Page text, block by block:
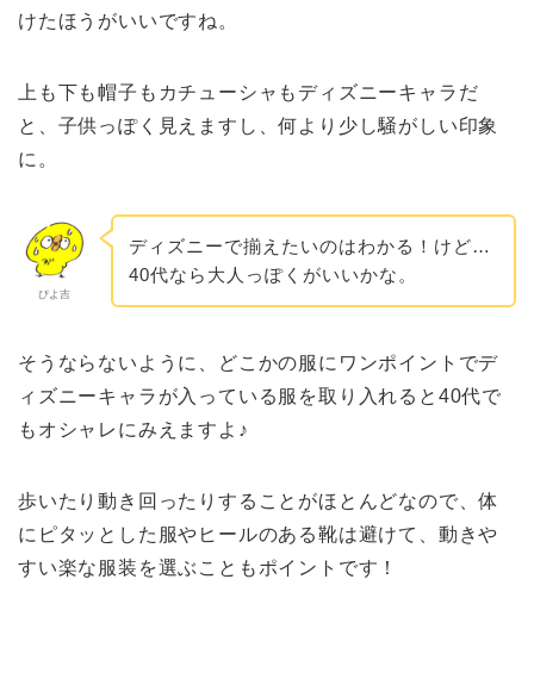
けたほうがいいですね。
上も下も帽子もカチューシャもディズニーキャラだ
と、子供っぽく見えますし、何より少し騒がしい印象
に。
ぴよ吉
ディズニーで揃えたいのはわかる！けど…
40代なら大人っぽくがいいかな。
そうならないように、どこかの服にワンポイントでデ
ィズニーキャラが入っている服を取り入れると40代で
もオシャレにみえますよ♪
歩いたり動き回ったりすることがほとんどなので、体
にピタッとした服やヒールのある靴は避けて、動きや
すい楽な服装を選ぶこともポイントです！